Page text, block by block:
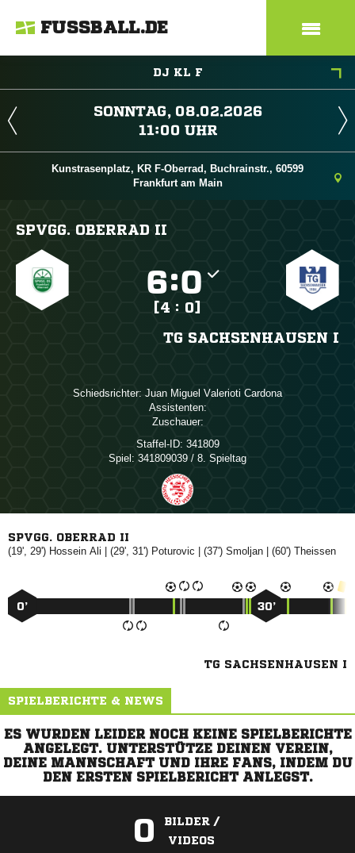
FUSSBALL.DE
DJ KL F
 
 
Kunstrasenplatz, KR F-Oberrad, Buchrainstr., 60599
Frankfurt am Main
SPVGG. OBERRAD II
:
[4 : 0]
TG SACHSENHAUSEN I
Schiedsrichter:    
Assistenten:
Zuschauer:
Staffel-ID: 341809
Spiel: 341809039 / 8. Spieltag
SPVGG. OBERRAD II
(19', 29')   | (29', 31')  | (37')  | (60') 
0’ 30’
TG SACHSENHAUSEN I
SPIELBERICHTE & NEWS
ES WURDEN LEIDER NOCH KEINE SPIELBERICHTE
ANGELEGT. UNTERSTÜTZE DEINEN VEREIN,
DEINE MANNSCHAFT UND IHRE FANS, INDEM DU
DEN ERSTEN SPIELBERICHT ANLEGST.
0
BILDER /
VIDEOS